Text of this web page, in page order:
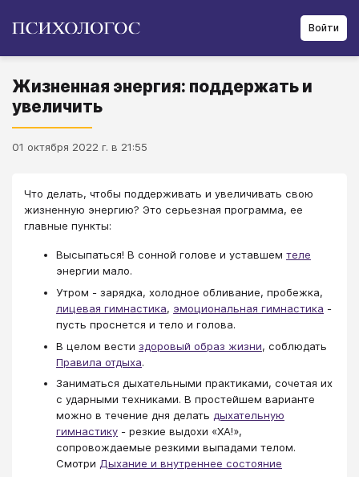
Войти
Жизненная энергия: поддержать и
увеличить
01 октября 2022 г. в 21:55
Что делать, чтобы поддерживать и увеличивать свою
жизненную энергию? Это серьезная программа, ее
главные пункты:
Высыпаться! В сонной голове и уставшем теле
энергии мало.
Утром - зарядка, холодное обливание, пробежка,
лицевая гимнастика, эмоциональная гимнастика -
пусть проснется и тело и голова.
В целом вести здоровый образ жизни, соблюдать
Правила отдыха.
Заниматься дыхательными практиками, сочетая их
с ударными техниками. В простейшем варианте
можно в течение дня делать дыхательную
гимнастику - резкие выдохи «ХА!»,
сопровождаемые резкими выпадами телом.
Смотри Дыхание и внутреннее состояние